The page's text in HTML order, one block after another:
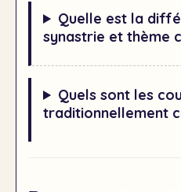
Quelle est la
synastrie et thème
Quels sont les
traditionnellement